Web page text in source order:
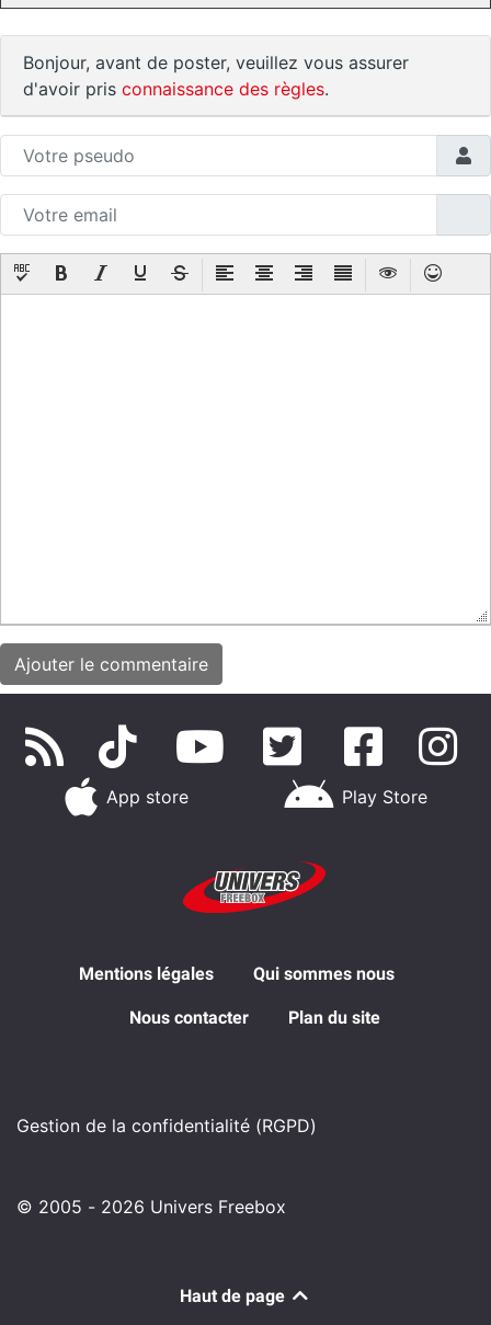
Bonjour, avant de poster, veuillez vous assurer
d'avoir pris connaissance des règles.
App store Play Store
Mentions légales Qui sommes nous
Nous contacter Plan du site
Gestion de la confidentialité (RGPD)
© 2005 - 2026 Univers Freebox
Haut de page